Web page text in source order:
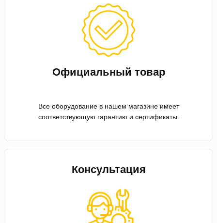
Официальный товар
Все оборудование в нашем магазине имеет
соответствующую гарантию и сертификаты.
Консультация